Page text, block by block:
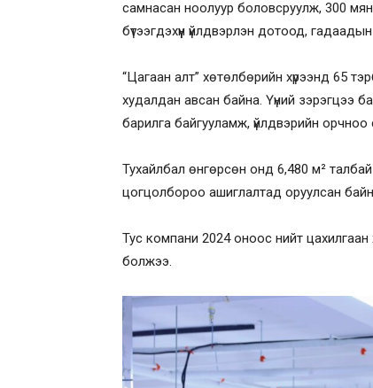
самнасан ноолуур боловсруулж, 300
бүтээгдэхүүн үйлдвэрлэн дотоод,
“Цагаан алт” хөтөлбөрийн хүрээнд 65
худалдан авсан байна. Үүний зэрэгцээ
барилга байгууламж, үйлдвэрийн
Тухайлбал өнгөрсөн онд 6,480 м² талбай
цогцолбороо ашиглалтад оруулсан
Тус компани 2024 оноос нийт цахилгаан
болжээ.